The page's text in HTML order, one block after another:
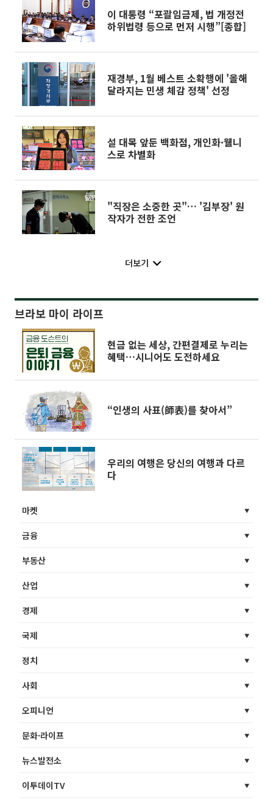
이 대통령 “포괄임금제, 법 개정전
하위법령 등으로 먼저 시행”[종합]
재경부, 1월 베스트 소확행에 '올해
달라지는 민생 체감 정책' 선정
설 대목 앞둔 백화점, 개인화·웰니
스로 차별화
"직장은 소중한 곳"… '김부장' 원
작자가 전한 조언
더보기
브라보 마이 라이프
현금 없는 세상, 간편결제로 누리는
혜택…시니어도 도전하세요
“인생의 사표(師表)를 찾아서”
우리의 여행은 당신의 여행과 다르
다
마켓
금융
부동산
산업
경제
국제
정치
사회
오피니언
문화·라이프
뉴스발전소
이투데이TV